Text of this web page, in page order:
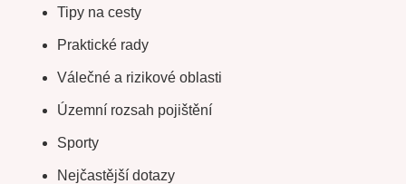
Tipy na cesty
Praktické rady
Válečné a rizikové oblasti
Územní rozsah pojištění
Sporty
Nejčastější dotazy